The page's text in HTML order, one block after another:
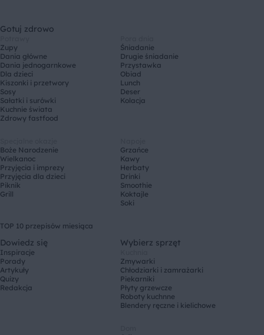
Gotuj zdrowo
Zupy
Dania główne
Dania jednogarnkowe
Dla dzieci
Kiszonki i przetwory
Sosy
Sałatki i surówki
Kuchnie świata
Zdrowy fastfood
Śniadanie
Drugie śniadanie
Przystawka
Obiad
Lunch
Deser
Kolacja
Boże Narodzenie
Wielkanoc
Przyjęcia i imprezy
Przyjęcia dla dzieci
Piknik
Grill
Grzańce
Kawy
Herbaty
Drinki
Smoothie
Koktajle
Soki
TOP 10 przepisów miesiąca
Dowiedz się
Inspiracje
Porady
Artykuły
Quizy
Redakcja
Wybierz sprzęt
Zmywarki
Chłodziarki i zamrażarki
Piekarniki
Płyty grzewcze
Roboty kuchnne
Blendery ręczne i kielichowe